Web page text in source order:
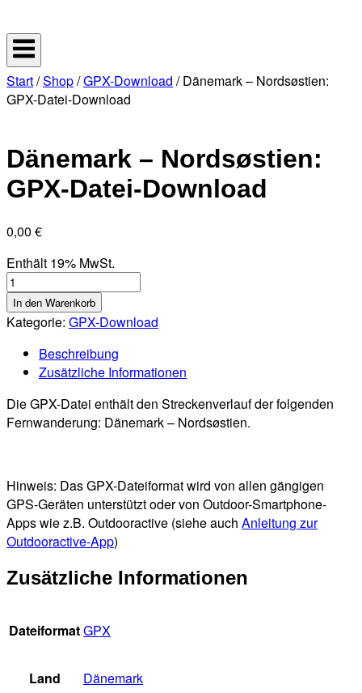
to
content
Start/Shop/GPX-Download / Dänemark – Nordsøstien:
GPX-Datei-Download
Dänemark – Nordsøstien:
GPX-Datei-Download
0,00 €
Enthält 19% MwSt.
Dänemark
–
Nordsøstien:
Datei-
Download
Menge
In den Warenkorb
Kategorie: GPX-Download
Beschreibung
Zusätzliche Informationen
Die GPX-Datei enthält den Streckenverlauf der folgenden
Fernwanderung: Dänemark – Nordsøstien.
Hinweis: Das GPX-Dateiformat wird von allen gängigen
GPS-Geräten unterstützt oder von Outdoor-Smartphone-
Apps wie z.B. Outdooractive (siehe auch Anleitung zur
Outdooractive-App)
Zusätzliche Informationen
DateiformatGPX
Land Dänemark